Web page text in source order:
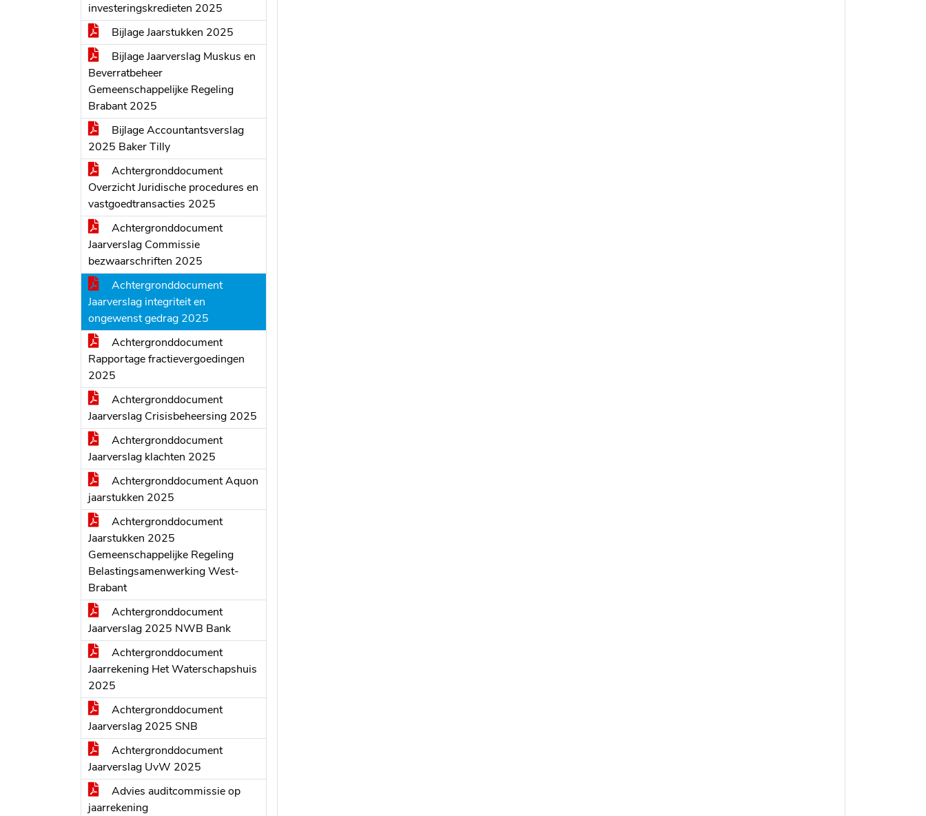
investeringskredieten 2025
Bijlage Jaarstukken 2025
Bijlage Jaarverslag Muskus en
Beverratbeheer
Gemeenschappelijke Regeling
Brabant 2025
Bijlage Accountantsverslag
2025 Baker Tilly
Achtergronddocument
Overzicht Juridische procedures en
vastgoedtransacties 2025
Achtergronddocument
Jaarverslag Commissie
bezwaarschriften 2025
Achtergronddocument
Jaarverslag integriteit en
ongewenst gedrag 2025
Achtergronddocument
Rapportage fractievergoedingen
2025
Achtergronddocument
Jaarverslag Crisisbeheersing 2025
Achtergronddocument
Jaarverslag klachten 2025
Achtergronddocument Aquon
jaarstukken 2025
Achtergronddocument
Jaarstukken 2025
Gemeenschappelijke Regeling
Belastingsamenwerking West-
Brabant
Achtergronddocument
Jaarverslag 2025 NWB Bank
Achtergronddocument
Jaarrekening Het Waterschapshuis
2025
Achtergronddocument
Jaarverslag 2025 SNB
Achtergronddocument
Jaarverslag UvW 2025
Advies auditcommissie op
jaarrekening